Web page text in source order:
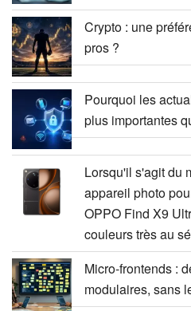
Crypto : une
pros ?
Pourquoi les
plus importantes
Lorsqu'il s'agit du
appareil photo
OPPO Find X9
couleurs très au
Micro-frontends :
modulaires, sans